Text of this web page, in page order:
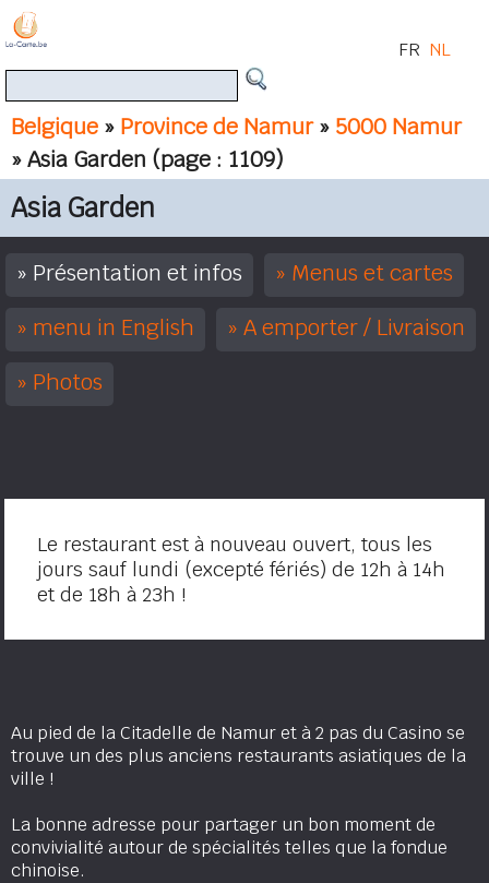
Belgique » Province de Namur» 5000 Namur
» Asia Garden (page : 1109)
FR NL
Asia Garden
Présentation et infos
Menus et cartes
menu in English
A emporter / Livraison
Photos
Le restaurant est à nouveau ouvert, tous les
jours sauf lundi (excepté fériés) de 12h à 14h
et de 18h à 23h !
Au pied de la Citadelle de Namur et à 2 pas du Casino se
trouve un des plus anciens restaurants asiatiques de la
ville !
La bonne adresse pour partager un bon moment de
convivialité autour de spécialités telles que la fondue
chinoise.